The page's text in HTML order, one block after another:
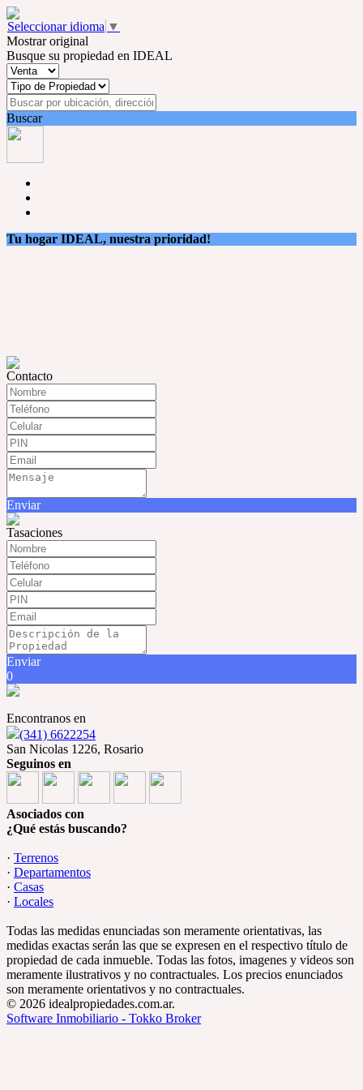
Seleccionar idioma ▼
Mostrar original
Busque su propiedad en IDEAL
Buscar
Tu hogar IDEAL, nuestra prioridad!
Contacto
Enviar
Tasaciones
Enviar
0
Encontranos en
(341) 6622254
San Nicolas 1226, Rosario
Seguinos en
Asociados con
¿Qué estás buscando?
· Terrenos
· Departamentos
· Casas
· Locales
Todas las medidas enunciadas son meramente orientativas, las
medidas exactas serán las que se expresen en el respectivo título de
propiedad de cada inmueble. Todas las fotos, imagenes y videos son
meramente ilustrativos y no contractuales. Los precios enunciados
son meramente orientativos y no contractuales.
© 2026 idealpropiedades.com.ar.
Software Inmobiliario - Tokko Broker